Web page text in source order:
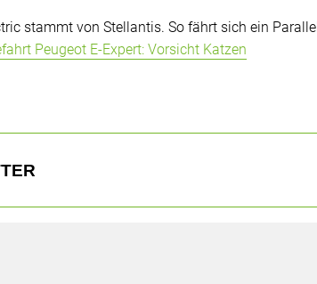
stammt von Stellantis. So fährt sich ein
Peugeot E-Expert: Vorsicht Katzen